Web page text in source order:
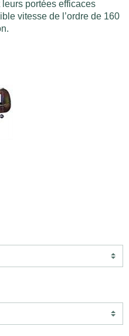
leurs portées efficaces
vitesse de l’ordre de 160